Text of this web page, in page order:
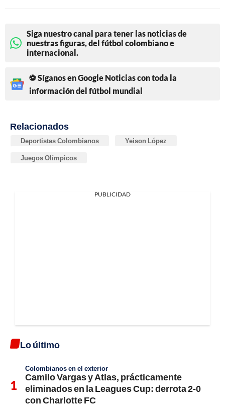
Siga nuestro canal para tener las noticias de
nuestras figuras, del fútbol colombiano e
internacional.
⚽ Síganos en Google Noticias con toda la
información del fútbol mundial
Relacionados
Deportistas Colombianos Yeison López
Juegos Olímpicos
PUBLICIDAD
Lo último
Colombianos en el exterior
Camilo Vargas y Atlas, prácticamente
eliminados en la Leagues Cup: derrota 2-0
con Charlotte FC